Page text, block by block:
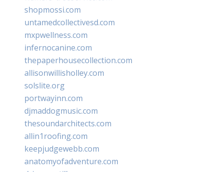
shopmossi.com
untamedcollectivesd.com
mxpwellness.com
infernocanine.com
thepaperhousecollection.com
allisonwillisholley.com
solslite.org
portwayinn.com
djmaddogmusic.com
thesoundarchitects.com
allin1roofing.com
keepjudgewebb.com
anatomyofadventure.com